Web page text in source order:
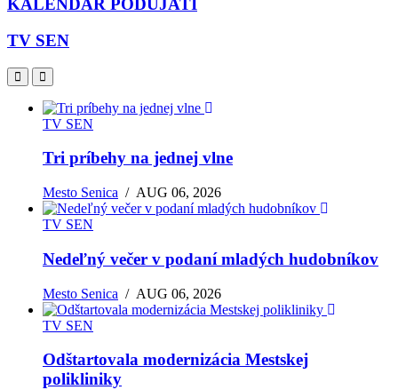
KALENDÁR PODUJATÍ
TV SEN
TV SEN
Tri príbehy na jednej vlne
Mesto Senica /AUG 06, 2026
TV SEN
Nedeľný večer v podaní mladých hudobníkov
Mesto Senica /AUG 06, 2026
TV SEN
Odštartovala modernizácia Mestskej
polikliniky